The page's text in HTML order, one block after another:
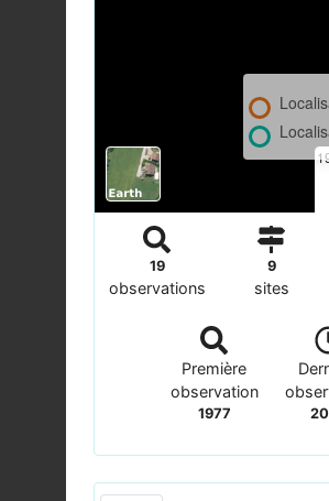
19
observations
9
sites
Première
observation
1977